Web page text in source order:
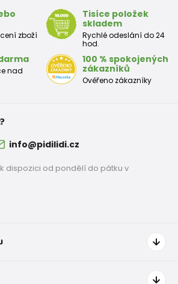
zboží
Tisíce položek
skladem
Rychlé odeslání do 24
hod.
nad
100 % spokojených
zákazníků
Ověřeno zákazníky
info@pidilidi.cz
dispozici od pondělí do pátku v